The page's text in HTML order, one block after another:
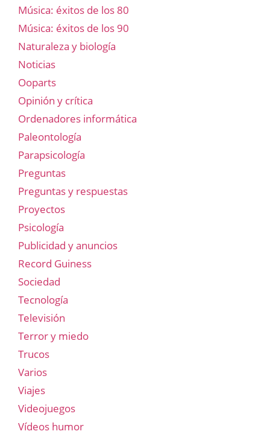
Música: éxitos de los 80
Música: éxitos de los 90
Naturaleza y biología
Noticias
Ooparts
Opinión y crítica
Ordenadores informática
Paleontología
Parapsicología
Preguntas
Preguntas y respuestas
Proyectos
Psicología
Publicidad y anuncios
Record Guiness
Sociedad
Tecnología
Televisión
Terror y miedo
Trucos
Varios
Viajes
Videojuegos
Vídeos humor